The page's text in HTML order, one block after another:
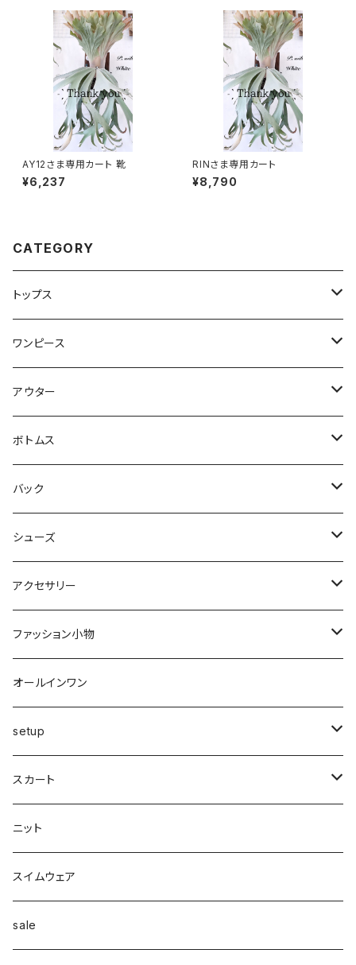
AY12さま専用カート 靴
¥6,237
RINさま専用カート
¥8,790
CATEGORY
トップス
Tシャツ・カットソー
キャミソール・タンクトップ
シャツ・ブラウス
パーカー・トレーナー
裏起毛
サマーニット
その他
ニットトップス
異素材
カシミヤ
ベスト
変形
カーディガン付き
カーディガン
タートルネック
配色
ボンディング
ワンピース
ミニ
ヒザ丈
マキシ丈
オールインワン
セットアップ
変形
ベスト
ニット
キャミワンピース
ロング
Tシャツマキシ
シャツ
アウター
ジャケット
中綿
ブルゾン
カーデ・ベスト
ベスト
その他
ベスト
スカート
ロングコート
カーディガン
ロングシャツ
フェザーダウン
ダウン
コート
ボトムス
スカート
フレアー
プリーツ
パンツ
スウェット
ジョガー
デニム
スパッツ・レギンス・タイツ
ハイウエスト
ワイド
ニット
スキニー
テーパード
配色
バック
ショルダー
クラッチ
カゴbag
肩掛け
clear
デザインbag
エコ
シューズ
ブーツ
スニーカー
パンプス
サンダル
アクセサリー
ピアス・イヤリング
ピアス
リング
リング
ブレス・アンクレット
ネックレス
ヘアーピン
ヘアーゴム
イヤカフ
ファッション小物
帽子
巻き物
ソックス
財布
ベルト
オールインワン
setup
Top's
スカート
pants
スカート
スリット
ジャンク
ニット
スイムウェア
sale